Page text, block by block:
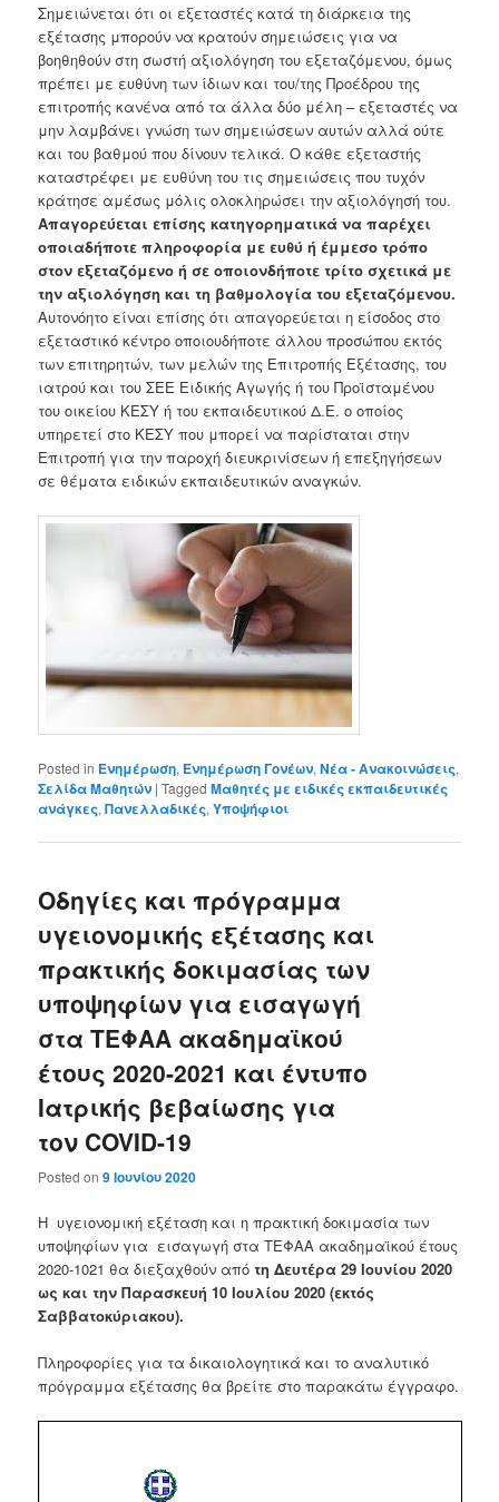
Σημειώνεται ότι οι εξεταστές κατά τη διάρκεια της
εξέτασης μπορούν να κρατούν σημειώσεις για να
βοηθηθούν στη σωστή αξιολόγηση του εξεταζόμενου, όμως
πρέπει με ευθύνη των ίδιων και του/της Προέδρου της
επιτροπής κανένα από τα άλλα δύο μέλη – εξεταστές να
μην λαμβάνει γνώση των σημειώσεων αυτών αλλά ούτε
και του βαθμού που δίνουν τελικά. Ο κάθε εξεταστής
καταστρέφει με ευθύνη του τις σημειώσεις που τυχόν
κράτησε αμέσως μόλις ολοκληρώσει την αξιολόγησή του.
Απαγορεύεται επίσης κατηγορηματικά να παρέχει
οποιαδήποτε πληροφορία με ευθύ ή έμμεσο τρόπο
στον εξεταζόμενο ή σε οποιονδήποτε τρίτο σχετικά με
την αξιολόγηση και τη βαθμολογία του εξεταζόμενου.
Αυτονόητο είναι επίσης ότι απαγορεύεται η είσοδος στο
εξεταστικό κέντρο οποιουδήποτε άλλου προσώπου εκτός
των επιτηρητών, των μελών της Επιτροπής Εξέτασης, του
ιατρού και του ΣΕΕ Ειδικής Αγωγής ή του Προϊσταμένου
του οικείου ΚΕΣΥ ή του εκπαιδευτικού Δ.Ε. ο οποίος
υπηρετεί στο ΚΕΣΥ που μπορεί να παρίσταται στην
Επιτροπή για την παροχή διευκρινίσεων ή επεξηγήσεων
σε θέματα ειδικών εκπαιδευτικών αναγκών.
Posted in Ενημέρωση, Ενημέρωση Γονέων,Νέα - Ανακοινώσεις,
Σελίδα Μαθητών |Tagged Μαθητές με ειδικές εκπαιδευτικές
ανάγκες,Πανελλαδικές,Υποψήφιοι
Οδηγίες και πρόγραμμα
υγειονομικής εξέτασης και
πρακτικής δοκιμασίας των
υποψηφίων για εισαγωγή
στα ΤΕΦΑΑ ακαδημαϊκού
έτους 2020-2021 και έντυπο
Ιατρικής βεβαίωσης για
τον COVID-19
Posted on9 Ιουνίου 2020
Η υγειονομική εξέταση και η πρακτική δοκιμασία των
υποψηφίων για εισαγωγή στα ΤΕΦΑΑ ακαδημαϊκού έτους
2020-1021 θα διεξαχθούν απότη Δευτέρα 29 Ιουνίου 2020
ως και την Παρασκευή 10 Ιουλίου 2020 (εκτός
Σαββατοκύριακου).
Πληροφορίες για τα δικαιολογητικά και το αναλυτικό
πρόγραμμα εξέτασης θα βρείτε στο παρακάτω έγγραφο.